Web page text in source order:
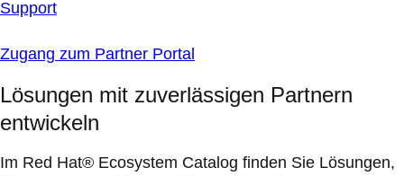
Support
Zugang zum Partner Portal
Lösungen mit zuverlässigen Partnern
entwickeln
Im Red Hat® Ecosystem Catalog finden Sie Lösungen,